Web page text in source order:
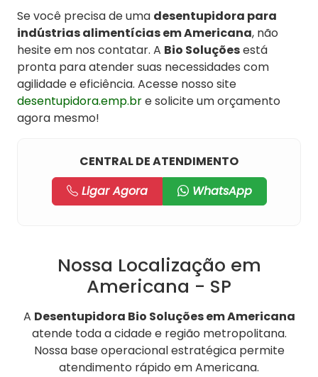
Se você precisa de uma desentupidora para
indústrias alimentícias em Americana, não
hesite em nos contatar. A Bio Soluçõesestá
pronta para atender suas necessidades com
agilidade e eficiência. Acesse nosso site
desentupidora.emp.bre solicite um orçamento
agora mesmo!
CENTRAL DE ATENDIMENTO
Ligar Agora
WhatsApp
Nossa Localização em
Americana - SP
A Desentupidora Bio Soluções em Americana
atende toda a cidade e região metropolitana.
Nossa base operacional estratégica permite
atendimento rápido em Americana.